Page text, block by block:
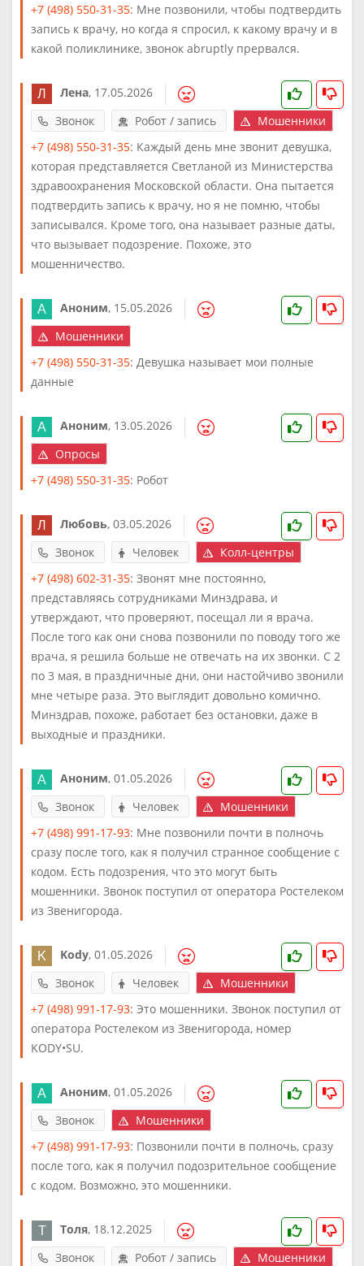
+7 (498) 550-31-35: Мне позвонили, чтобы подтвердить
запись к врачу, но когда я спросил, к какому врачу и в
какой поликлинике, звонок abruptly прервался.
Лена, 17.05.2026
Звонок
Робот / запись
Мошенники
+7 (498) 550-31-35: Каждый день мне звонит девушка,
которая представляется Светланой из Министерства
здравоохранения Московской области. Она пытается
подтвердить запись к врачу, но я не помню, чтобы
записывался. Кроме того, она называет разные даты,
что вызывает подозрение. Похоже, это
мошенничество.
Аноним, 15.05.2026
Мошенники
+7 (498) 550-31-35: Девушка называет мои полные
данные
Аноним, 13.05.2026
Опросы
+7 (498) 550-31-35: Робот
Любовь, 03.05.2026
Звонок
Человек
Колл-центры
+7 (498) 602-31-35: Звонят мне постоянно,
представляясь сотрудниками Минздрава, и
утверждают, что проверяют, посещал ли я врача.
После того как они снова позвонили по поводу того же
врача, я решила больше не отвечать на их звонки. С 2
по 3 мая, в праздничные дни, они настойчиво звонили
мне четыре раза. Это выглядит довольно комично.
Минздрав, похоже, работает без остановки, даже в
выходные и праздники.
Аноним, 01.05.2026
Звонок
Человек
Мошенники
+7 (498) 991-17-93: Мне позвонили почти в полночь
сразу после того, как я получил странное сообщение с
кодом. Есть подозрения, что это могут быть
мошенники. Звонок поступил от оператора Ростелеком
из Звенигорода.
Kody, 01.05.2026
Звонок
Человек
Мошенники
+7 (498) 991-17-93: Это мошенники. Звонок поступил от
оператора Ростелеком из Звенигорода, номер
KODY•SU.
Аноним, 01.05.2026
Звонок
Мошенники
+7 (498) 991-17-93: Позвонили почти в полночь, сразу
после того, как я получил подозрительное сообщение
с кодом. Возможно, это мошенники.
Толя, 18.12.2025
Звонок
Робот / запись
Мошенники